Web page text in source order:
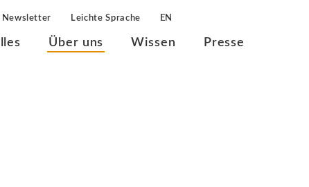
Newsletter Leichte Sprache EN
Über uns Wissen Presse